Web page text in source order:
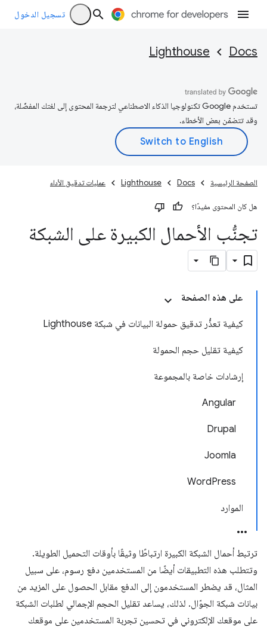
تسجيل الدخول
Docs
Lighthouse
تستخدم Google تكنولوجيا الذكاء الاصطناعي لترجمة المحتوى إلى لغتك المفضّلة،
وقد تتضمّن بعض الأخطاء.
الصفحة الرئيسية Docs
Lighthouse عمليات تدقيق الأداء
هل كان المحتوى مفيدًا؟
تجنُّب الأحمال الكبيرة على الشبكة
على هذه الصفحة
كيفية تعذُّر تدقيق حمولة البيانات في شبكة Lighthouse
كيفية تقليل حجم الحمولة
إرشادات خاصة بالمجموعة
Angular
Drupal
Joomla
WordPress
الموارد
ترتبط أحمال الشبكة الكبيرة ارتباطًا وثيقًا بأوقات التحميل الطويلة.
وتتطلب هذه التطبيقات أيضًا من المستخدمين دفع رسوم، على سبيل
المثال، قد يضطر المستخدمون إلى الدفع مقابل الحصول على المزيد من
بيانات شبكة الجوّال. لذلك، يساعد تقليل الحجم الإجمالي لطلبات الشبكة
على موقعك الإلكتروني في تحسين تجربة المستخدمين على موقعك